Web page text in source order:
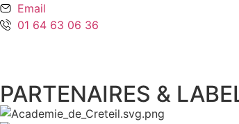
Email
01 64 63 06 36
PARTENAIRES &